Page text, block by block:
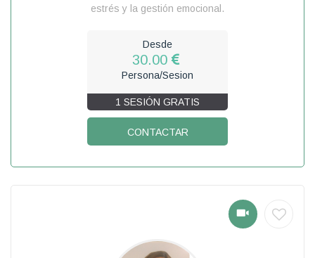
estrés y la gestión emocional.
Desde
30.00
Persona/Sesion
1 SESIÓN GRATIS
CONTACTAR